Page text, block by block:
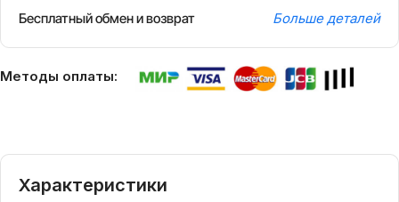
Бесплатный обмен и возврат Больше деталей
Методы оплаты:
Характеристики